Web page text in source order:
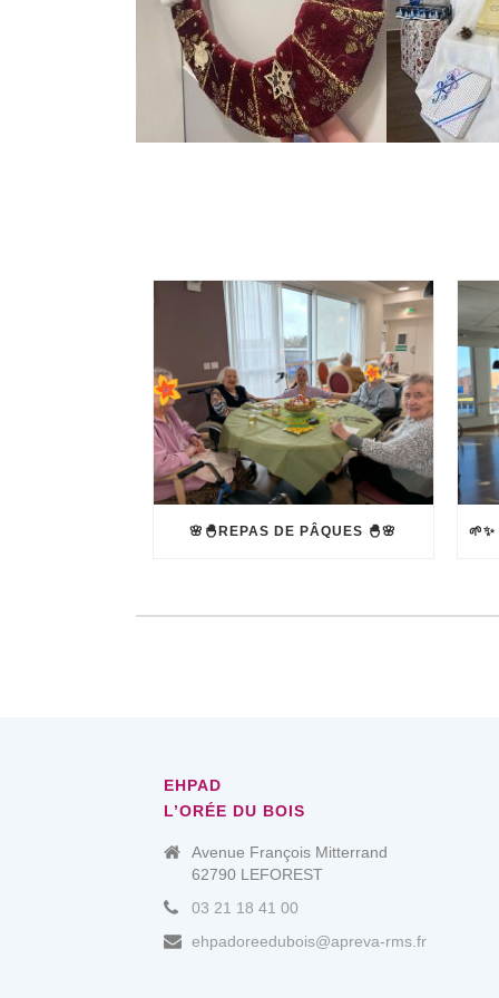
🌸🐣REPAS DE PÂQUES 🐣🌸
EHPAD
L’ORÉE DU BOIS
Avenue François Mitterrand
62790 LEFOREST
03 21 18 41 00
ehpadoreedubois@apreva-rms.fr